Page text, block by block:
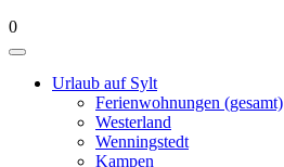
0
Urlaub auf Sylt
Ferienwohnungen (gesamt)
Westerland
Wenningstedt
Kampen